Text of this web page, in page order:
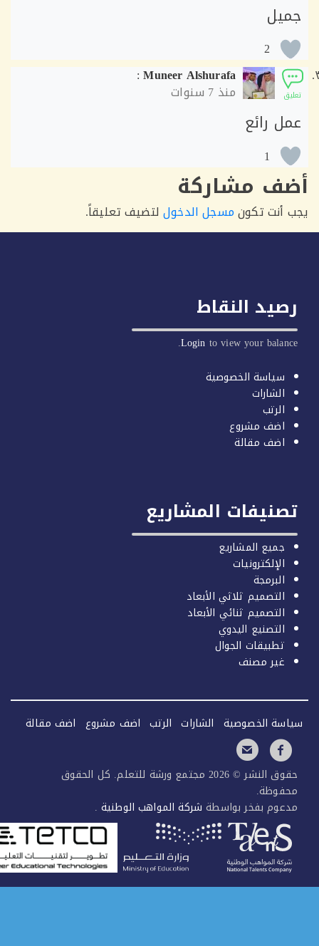
2
Muneer Alshurafa
:
منذ7 سنوات
رائع
1
مشاركة
تكونمسجل الدخوللتضيف تعليقاً.
النقاط
Loginto view your
سياسة الخصوصية
الشارات
الرتب
اضف مشروع
اضف مقالة
المشاريع
جميع المشاريع
الإلكترونيات
البرمجة
التصميم ثلاثي الأبعاد
التصميم ثنائي الأبعاد
التصنيع اليدوي
تطبيقات الجوال
غير مصنف
الخصوصية الشارات الرتب اضف مشروع اضف مقالة
حقوق النشر © 2026 مجتمع ورشة للتعلم. كل الحقوق
بفخر بواسطةشركة المواهب الوطنية.